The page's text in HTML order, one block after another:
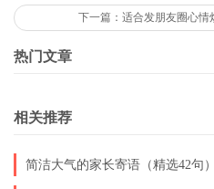
19、希望你能改变自己的缺点
小差，努力学习，认真写好做好
胜利;自满的人，总会被临时的胜
下一篇：适合发朋友圈心情
热门文章
相关推荐
简洁大气的家长寄语（精选42句）